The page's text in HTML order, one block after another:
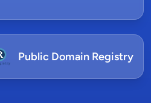
Public Domain Registry